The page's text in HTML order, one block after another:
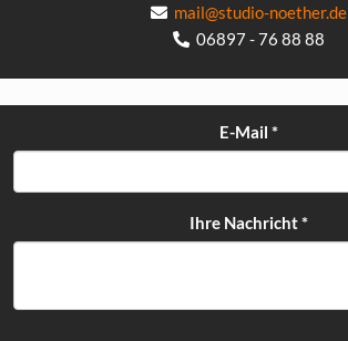
mail@studio-noether.de
06897 - 76 88 88
E-Mail *
Ihre Nachricht*